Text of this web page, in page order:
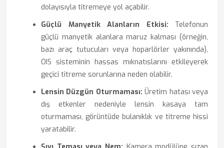
dolayısıyla titremeye yol açabilir.
Güçlü Manyetik Alanların Etkisi: Telefonun
güçlü manyetik alanlara maruz kalması (örneğin,
bazı araç tutucuları veya hoparlörler yakınında),
OIS sisteminin hassas mıknatıslarını etkileyerek
geçici titreme sorunlarına neden olabilir.
Lensin Düzgün Oturmaması: Üretim hatası veya
dış etkenler nedeniyle lensin kasaya tam
oturmaması, görüntüde bulanıklık ve titreme hissi
yaratabilir.